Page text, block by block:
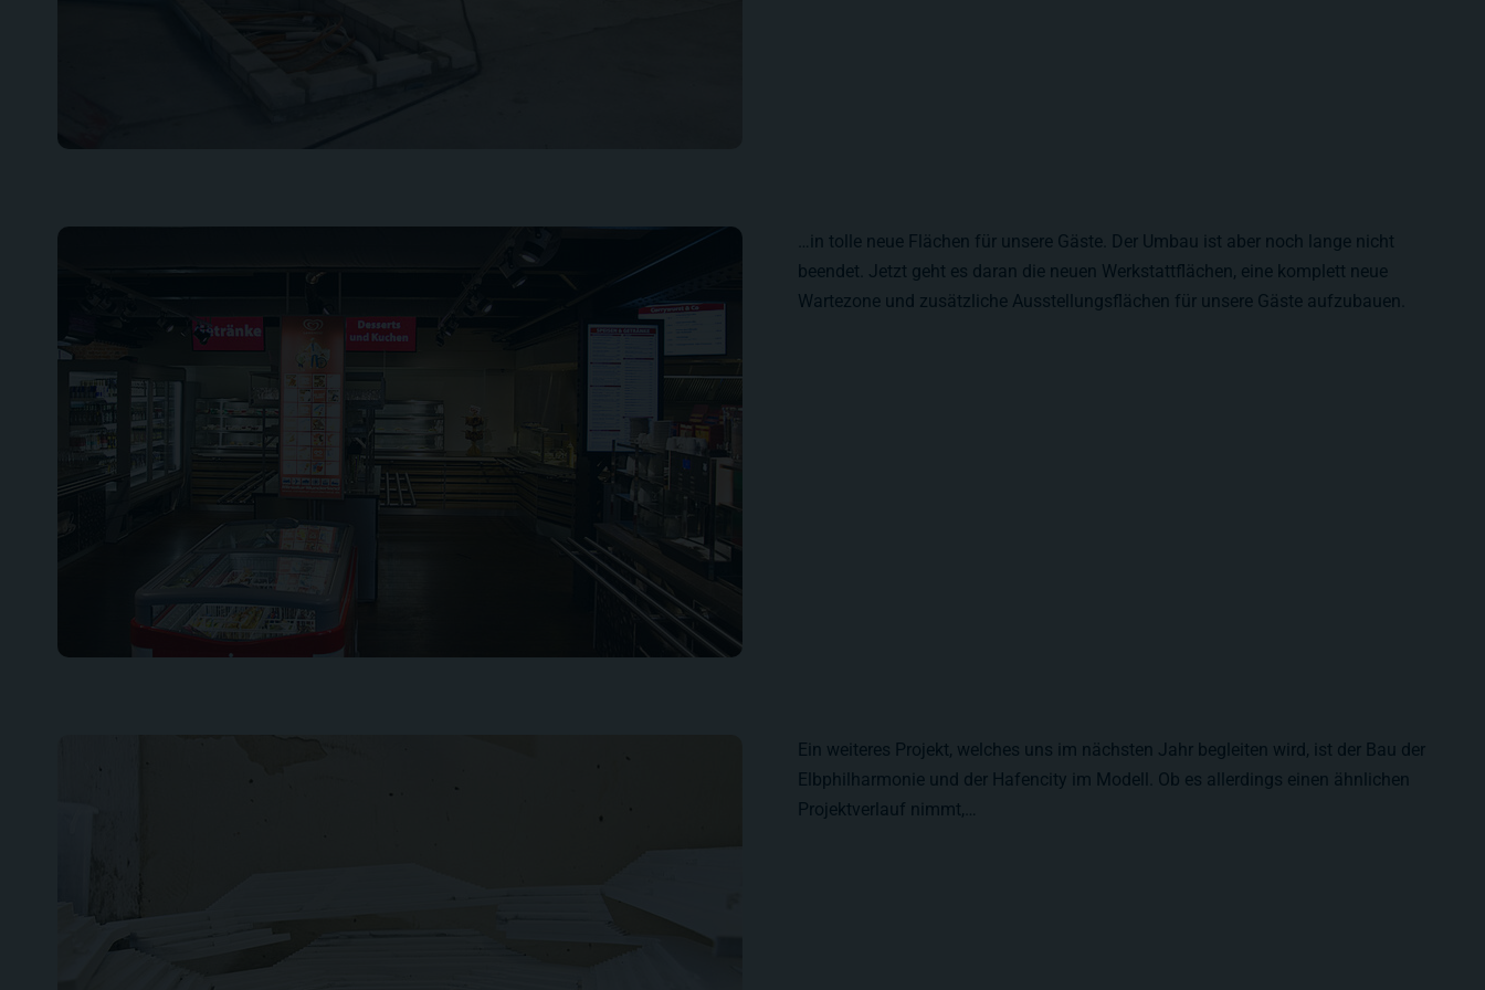
…in tolle neue Flächen für unsere Gäste. Der Umbau ist aber noch lange nicht
beendet. Jetzt geht es daran die neuen Werkstattflächen, eine komplett neue
Wartezone und zusätzliche Ausstellungsflächen für unsere Gäste aufzubauen.
Ein weiteres Projekt, welches uns im nächsten Jahr begleiten wird, ist der Bau der
Elbphilharmonie und der Hafencity im Modell. Ob es allerdings einen ähnlichen
Projektverlauf nimmt,…